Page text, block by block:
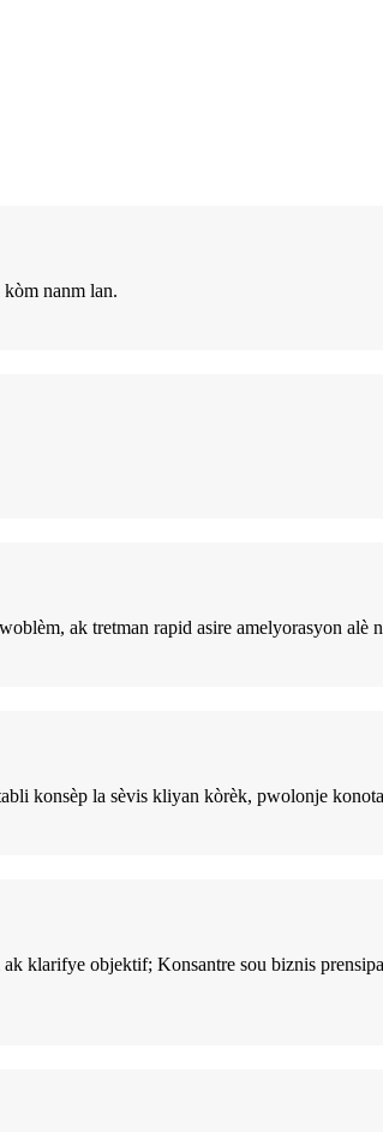
nanm lan.
ak tretman rapid asire amelyorasyon alè
konsèp la sèvis kliyan kòrèk, pwolonje
klarifye objektif; Konsantre sou biznis